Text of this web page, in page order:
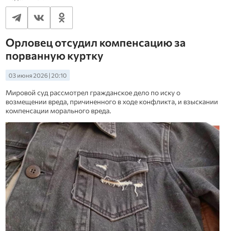
Орловец отсудил компенсацию за
порванную куртку
03 июня 2026 | 20:10
Мировой суд рассмотрел гражданское дело по иску о
возмещении вреда, причиненного в ходе конфликта, и взыскании
компенсации морального вреда.